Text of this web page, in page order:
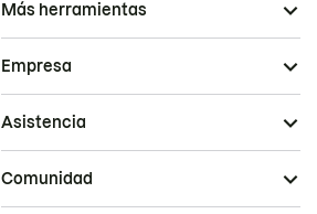
Más herramientas
Empresa
Asistencia
Comunidad